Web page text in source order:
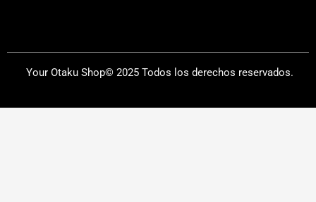
Your Otaku Shop© 2025 Todos los derechos reservados.